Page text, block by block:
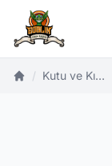
Ana Sayfa
Ana Sayfa
/ Kutu ve Kılıflar